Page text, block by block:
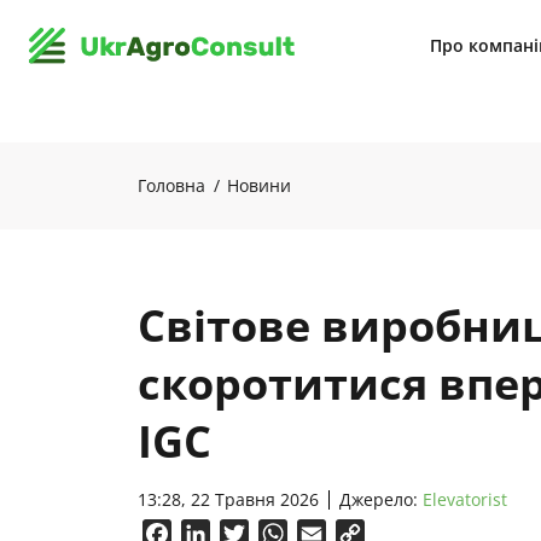
Про
Головна Новини
Світове
скоротитися
IGC
13:28, 22 Травня 2026 Джерело: Elevatorist
FacebookLinkedInTwitterWhatsApp
Email